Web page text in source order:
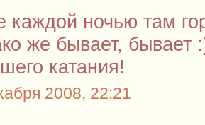
каждой ночью там
же бывает, бывает
катания!
2008, 22:21